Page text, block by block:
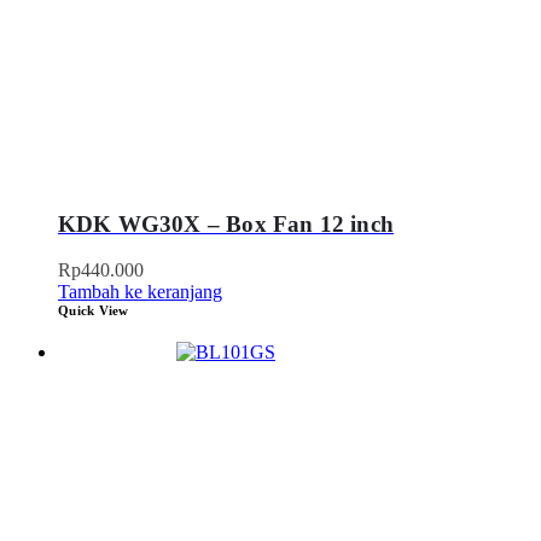
KDK WG30X – Box Fan 12 inch
Rp440.000
Tambah ke keranjang
Quick View